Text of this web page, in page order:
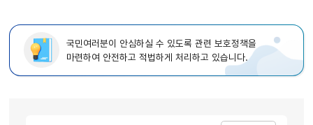
국민여러분이 안심하실 수 있도록 관련 보호정책을
마련하여 안전하고 적법하게 처리하고 있습니다.